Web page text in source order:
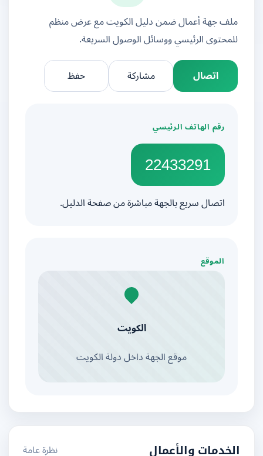
ملف جهة أعمال ضمن دليل الكويت مع عرض منظم
للمحتوى الرئيسي ووسائل الوصول السريعة.
اتصال
مشاركة
رقم الهاتف الرئيسي
22433291
اتصال سريع بالجهة مباشرة من صفحة الدليل.
الموقع
الكويت
موقع الجهة داخل دولة الكويت
الخدمات والأعمال نظرة عامة